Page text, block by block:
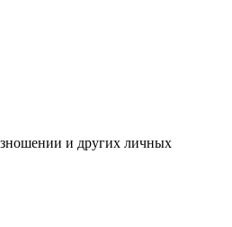
и других личных